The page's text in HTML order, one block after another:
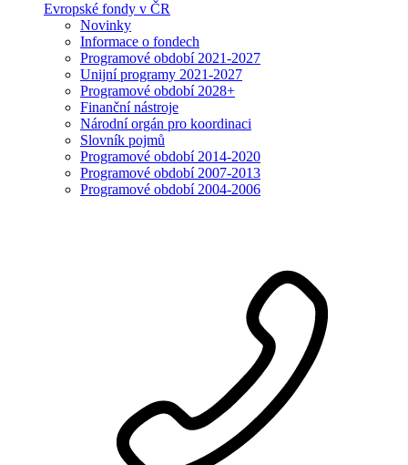
Evropské fondy v ČR
Novinky
Informace o fondech
Programové období 2021-2027
Unijní programy 2021-2027
Programové období 2028+
Finanční nástroje
Národní orgán pro koordinaci
Slovník pojmů
Programové období 2014-2020
Programové období 2007-2013
Programové období 2004-2006